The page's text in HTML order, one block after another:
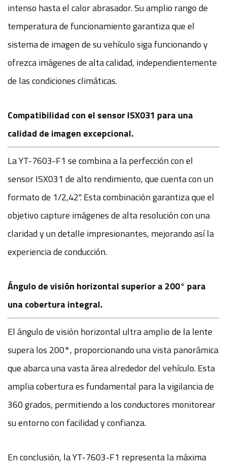
intenso hasta el calor abrasador. Su amplio rango de
temperatura de funcionamiento garantiza que el
sistema de imagen de su vehículo siga funcionando y
ofrezca imágenes de alta calidad, independientemente
de las condiciones climáticas.
Compatibilidad con el sensor ISX031 para una
calidad de imagen excepcional.
La YT-7603-F1 se combina a la perfección con el
sensor ISX031 de alto rendimiento, que cuenta con un
formato de 1/2,42''. Esta combinación garantiza que el
objetivo capture imágenes de alta resolución con una
claridad y un detalle impresionantes, mejorando así la
experiencia de conducción.
Ángulo de visión horizontal superior a 200° para
una cobertura integral.
El ángulo de visión horizontal ultra amplio de la lente
supera los 200°, proporcionando una vista panorámica
que abarca una vasta área alrededor del vehículo. Esta
amplia cobertura es fundamental para la vigilancia de
360 ​​grados, permitiendo a los conductores monitorear
su entorno con facilidad y confianza.
En conclusión, la YT-7603-F1 representa la máxima